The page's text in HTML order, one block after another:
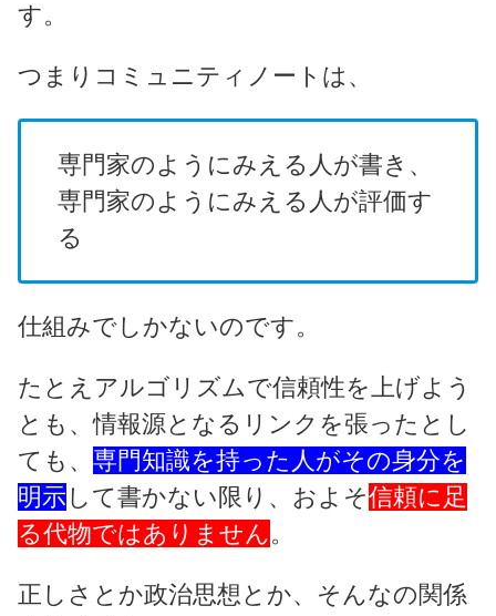
す。
つまりコミュニティノートは、
専門家のようにみえる人が書き、
専門家のようにみえる人が評価す
る
仕組みでしかないのです。
たとえアルゴリズムで信頼性を上げよう
とも、情報源となるリンクを張ったとし
ても、 専門知識を持った人がその身分を
明示して書かない限り、およそ信頼に足
る代物ではありません。
正しさとか政治思想とか、そんなの関係